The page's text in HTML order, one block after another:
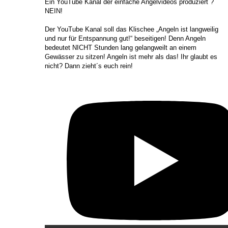
​Ein YouTube Kanal der einfache Angelvideos produziert ?
NEIN!
Der YouTube Kanal soll das Klischee „Angeln ist langweilig
und nur für Entspannung gut!“ beseitigen! Denn Angeln
bedeutet NICHT Stunden lang gelangweilt an einem
Gewässer zu sitzen! Angeln ist mehr als das! Ihr glaubt es
nicht? Dann zieht´s euch rein!